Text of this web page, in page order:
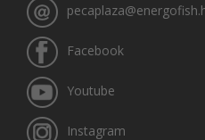
Facebook
Youtube
Instagram